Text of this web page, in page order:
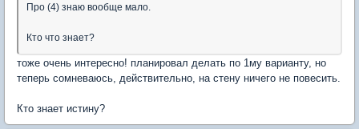
Про (4) знаю вообще мало.
Кто что знает?
тоже очень интересно! планировал делать по 1му варианту, но
теперь сомневаюсь, действительно, на стену ничего не повесить.
Кто знает истину?